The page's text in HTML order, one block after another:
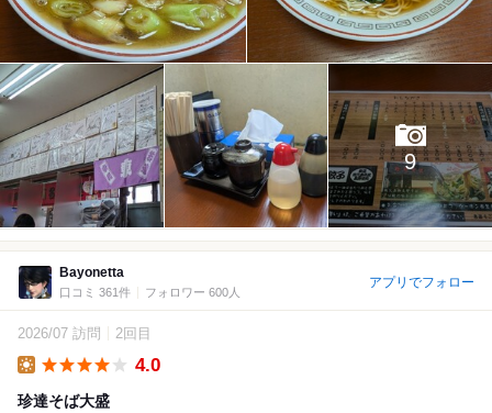
9
Bayonetta
口コミ 361件 フォロワー 600人
アプリでフォロー
2026/07 訪問 2回目
4.0
珍達そば大盛